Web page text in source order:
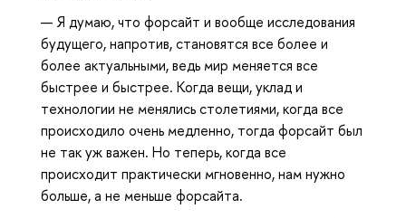
— Я думаю, что форсайт и вообще исследования
будущего, напротив, становятся все более и
более актуальными, ведь мир меняется все
быстрее и быстрее. Когда вещи, уклад и
технологии не менялись столетиями, когда все
происходило очень медленно, тогда форсайт был
не так уж важен. Но теперь, когда все
происходит практически мгновенно, нам нужно
больше, а не меньше форсайта.